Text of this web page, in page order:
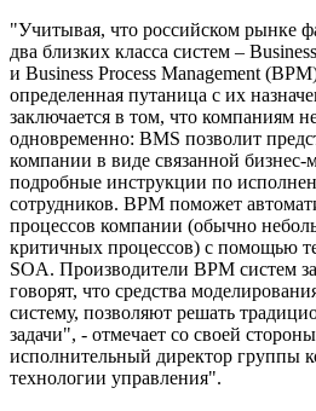
"Учитывая, что российском рынке
два близких класса систем –
и Business Process Management
определенная путаница с их
заключается в том, что компаниям
одновременно: BMS позволит
компании в виде связанной
подробные инструкции по
сотрудников. BPM поможет
процессов компании (обычно
критичных процессов) с помощью
SOA. Производители BPM систем
говорят, что средства
систему, позволяют решать
задачи", - отмечает со своей стороны
исполнительный директор группы
технологии управления".